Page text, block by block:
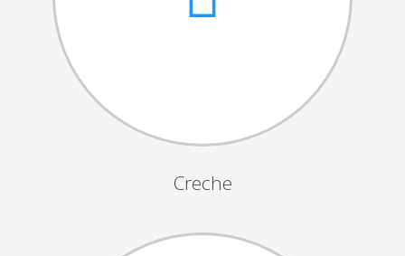
Festejos da Páscoa
Dia da Mãe
Dia Mundial da Criança
Marchas Populares
Creche